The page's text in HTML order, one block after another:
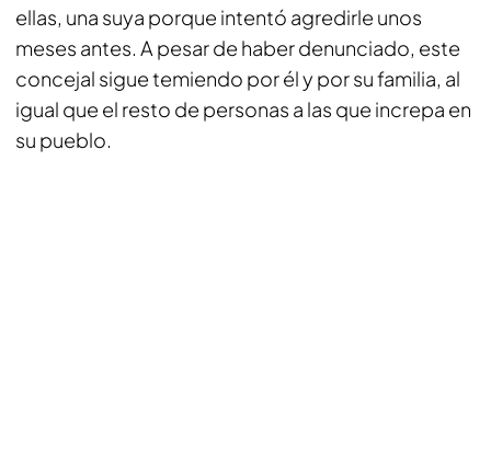
ellas, una suya porque intentó agredirle unos
meses antes. A pesar de haber denunciado, este
concejal sigue temiendo por él y por su familia, al
igual que el resto de personas a las que increpa en
su pueblo.